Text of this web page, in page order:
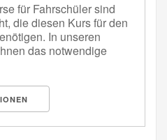
für Fahrschüler sind
die diesen Kurs für den
In unseren
das notwendige